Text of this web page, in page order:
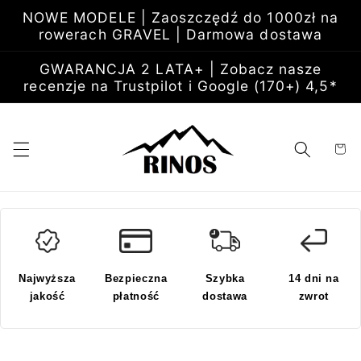
do
treści
NOWE MODELE | Zaoszczędź do 1000zł na
rowerach GRAVEL | Darmowa dostawa
GWARANCJA 2 LATA+ | Zobacz nasze
recenzje na Trustpilot i Google (170+) 4,5*
Koszyk
Najwyższa
jakość
Bezpieczna
płatność
Szybka
dostawa
14 dni na
zwrot